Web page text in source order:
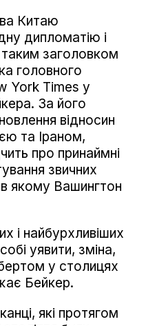
Китаю
дипломатію і
заголовком
головного
York Times у
За його
відносин
та Іраном,
про принаймні
звичних
в якому Вашингтон
і найбурхливіших
уявити, зміна,
у столицях
Бейкер.
які протягом